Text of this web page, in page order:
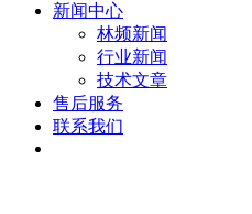
新闻中心
林频新闻
行业新闻
技术文章
售后服务
联系我们